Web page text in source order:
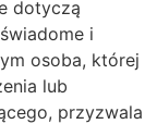
dotyczą
i
osoba, której
lub
przyzwala